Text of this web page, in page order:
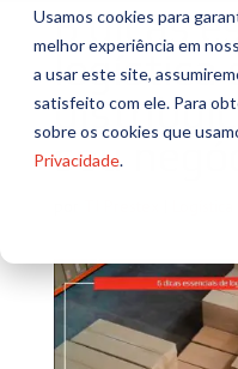
Usamos cookies para
melhor experiência em
a usar este site,
satisfeito com ele. Para
sobre os cookies que
Privacidade.
6 dicas
logística
seu